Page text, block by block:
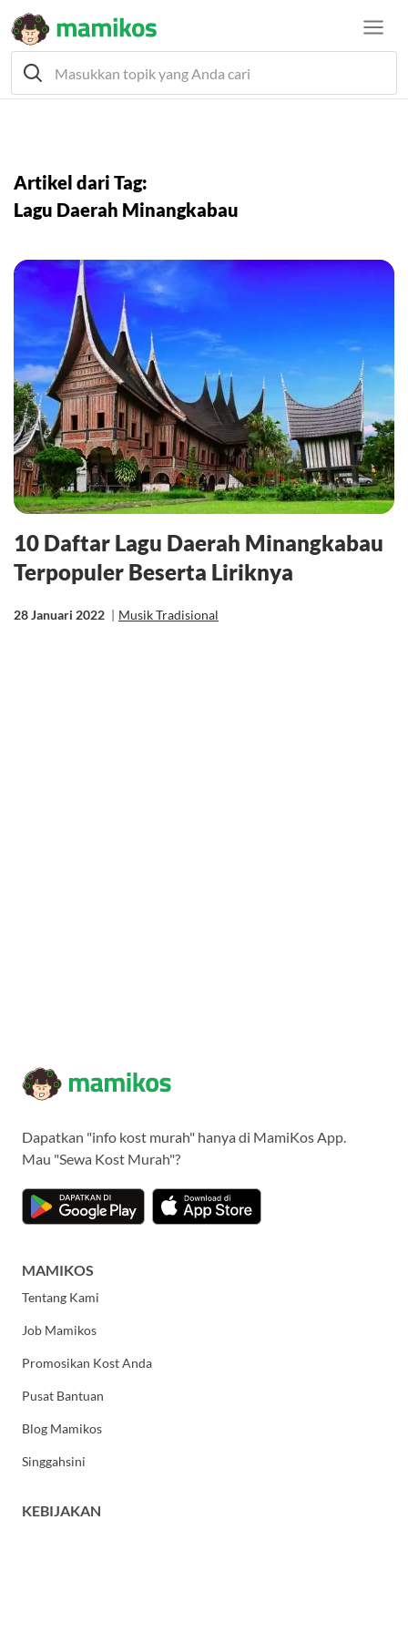
Artikel dari Tag:
Lagu Daerah Minangkabau
10 Daftar Lagu Daerah Minangkabau
Terpopuler Beserta Liriknya
28 Januari 2022 | Musik Tradisional
Dapatkan "info kost murah" hanya di MamiKos App.
Mau "Sewa Kost Murah"?
MAMIKOS
Tentang Kami
Job Mamikos
Promosikan Kost Anda
Pusat Bantuan
Blog Mamikos
Singgahsini
KEBIJAKAN